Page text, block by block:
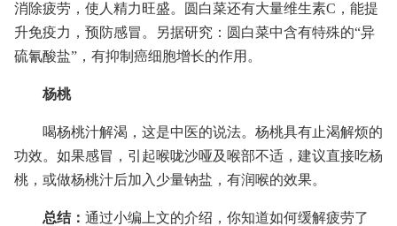
消除疲劳，使人精力旺盛。圆白菜还有大量维生素C，能提
升免疫力，预防感冒。另据研究：圆白菜中含有特殊的“异
硫氰酸盐”，有抑制癌细胞增长的作用。
杨桃
喝杨桃汁解渴，这是中医的说法。杨桃具有止渴解烦的
功效。如果感冒，引起喉咙沙哑及喉部不适，建议直接吃杨
桃，或做杨桃汁后加入少量钠盐，有润喉的效果。
总结： 通过小编上文的介绍，你知道如何缓解疲劳了